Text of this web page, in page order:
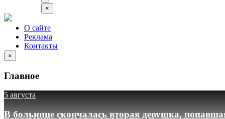
×
О сайте
Реклама
Контакты
×
Главное
5 августа
В больнице скончалась вторая девушка,